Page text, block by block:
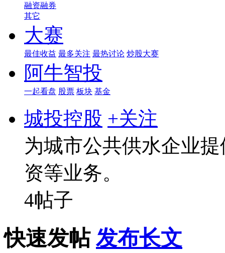
融资融券
其它
大赛
最佳收益 最多关注 最热讨论 炒股大赛
阿牛智投
一起看盘 股票 板块 基金
城投控股 +关注
为城市公共供水企业
资等业务。
4帖子
快速发帖 发布长文